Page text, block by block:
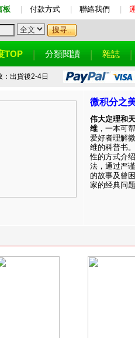
板 付款方式 聯絡我們
TOP 分類閱讀 雜誌
：出貨後2-4日
微积分之
伟大定理和
维 ，一本可
爱好者理解
维的科普书
性的方式介
法，通过严
的故事及曾
家的经典问